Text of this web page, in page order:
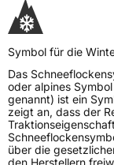
Verantwortliche
in der EU
Symbol für die
Das
oder alpines Symbol
genannt) ist ein
zeigt an, dass der
über die